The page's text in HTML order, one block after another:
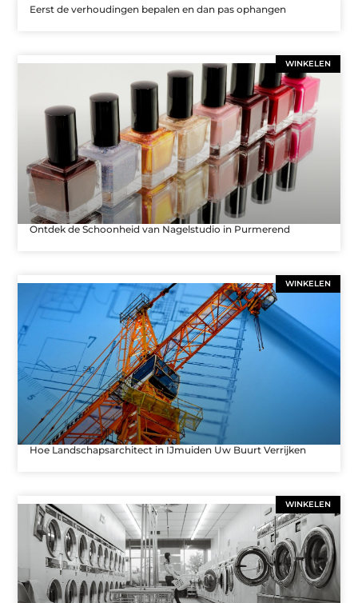
Eerst de verhoudingen bepalen en dan pas ophangen
WINKELEN
Ontdek de Schoonheid van Nagelstudio in Purmerend
WINKELEN
Hoe Landschapsarchitect in IJmuiden Uw Buurt Verrijken
WINKELEN